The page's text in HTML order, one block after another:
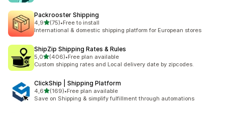
Packrooster Shipping
4,9z 5 hvězd
(75)
Celkový počet recenzí: 75
•Free to install
International & domestic shipping platform for European stores
ShipZip Shipping Rates & Rules
5,0z 5 hvězd
(406)
Celkový počet recenzí: 406
•Free plan available
Custom shipping rates and Local delivery date by zipcodes.
ClickShip | Shipping Platform
4,6z 5 hvězd
(169)
Celkový počet recenzí: 169
•Free plan available
Save on Shipping & simplify fulfillment through automations